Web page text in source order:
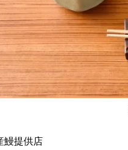
鰻提供店